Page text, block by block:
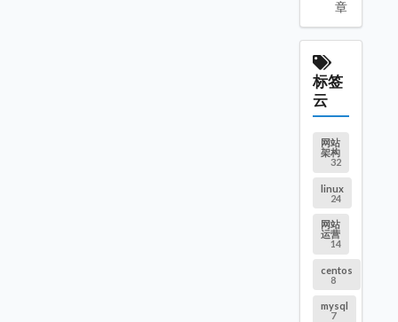
章
标签
云
网站
架构
32
linux
24
网站
运营
14
centos
8
mysql
7